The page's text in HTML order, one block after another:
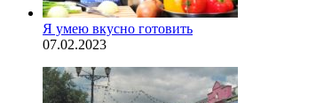
Я умею вкусно готовить
07.02.2023